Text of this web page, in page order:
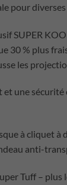
pour
SUPER
30 % plus
les
et une
à cliquet à
anti-
Tuff – plus